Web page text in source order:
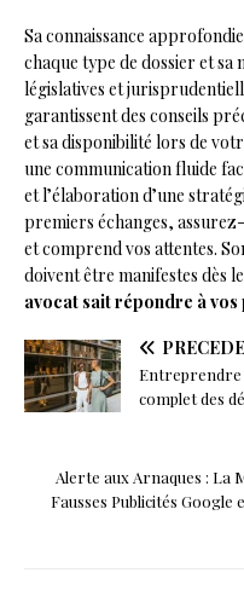
Sa connaissance
chaque type de dossier et
législatives et
garantissent des conseils
et sa disponibilité lors de
une communication fluide
et l’élaboration d’une
premiers échanges,
et comprend vos attentes.
doivent être manifestes dès
avocat sait répondre à
Entreprendre
complet des
Alerte aux Arnaques : La
Fausses Publicités Google